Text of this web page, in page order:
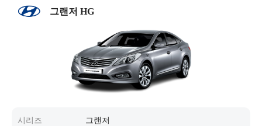
그랜저 HG
시리즈
그랜저